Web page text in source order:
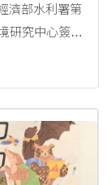
濟部水利署第
研究中心簽署
方將共同展開
合....